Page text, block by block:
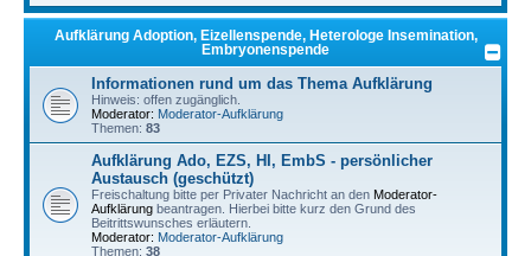
Aufklärung Adoption, Eizellenspende, Heterologe Insemination,
Embryonenspende
Informationen rund um das Thema Aufklärung
Hinweis: offen zugänglich.
Moderator: Moderator-Aufklärung
Themen: 83
Aufklärung Ado, EZS, HI, EmbS - persönlicher
Austausch (geschützt)
Freischaltung bitte per Privater Nachricht an den Moderator-
Aufklärung beantragen. Hierbei bitte kurz den Grund des
Beitrittswunsches erläutern.
Moderator: Moderator-Aufklärung
Themen: 38